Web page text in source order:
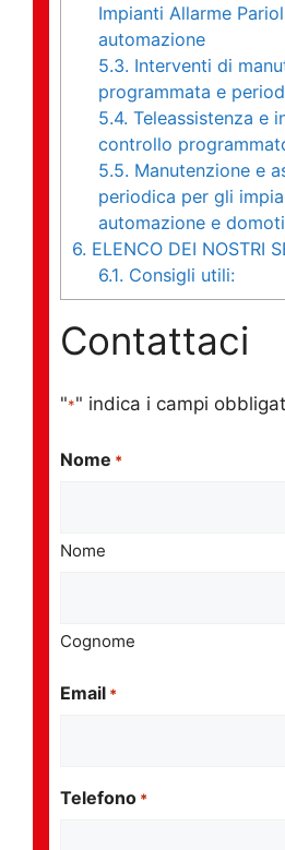
Impianti Allarme
automazione
5.3. Interventi di
programmata e
5.4. Teleassistenza e
controllo
5.5. Manutenzione e
periodica per gli
automazione e
6. ELENCO DEI NOSTRI
6.1. Consigli utili:
Contattaci
"*" indica i campi
Nome *
Nome
Cognome
Email *
Telefono *